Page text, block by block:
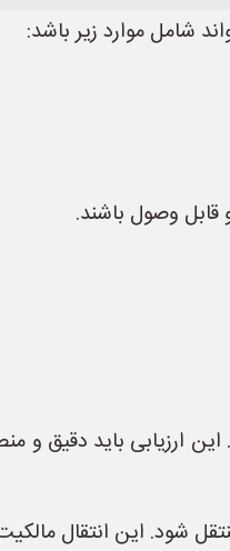
شامل موارد زیر باشد:
وصول باشند.
ارزیابی باید دقیق و
شود. این انتقال